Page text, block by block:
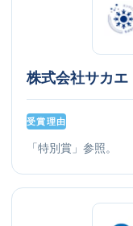
株式会社サカエ
受賞理由
「特別賞」参照。